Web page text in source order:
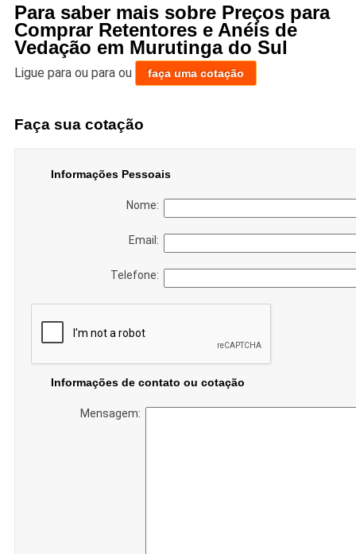
Para saber mais sobre Preços para
Comprar Retentores e Anéis de
Vedação em Murutinga do Sul
Ligue para ou para ou faça uma cotação
Faça sua cotação
Informações Pessoais
Nome:
Email:
Telefone:
Informações de contato ou cotação
Mensagem: